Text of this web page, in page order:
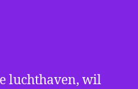
luchthaven, wil